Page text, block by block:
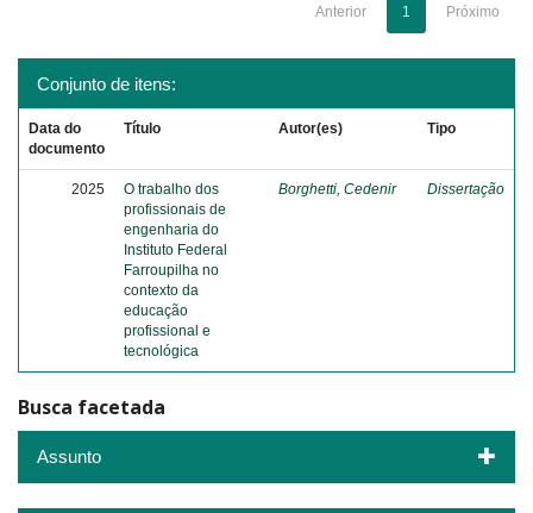
Anterior 1 Próximo
Conjunto de itens:
Data do
documento
Título Autor(es) Tipo
2025
O trabalho dos
profissionais de
engenharia do
Instituto Federal
Farroupilha no
contexto da
educação
profissional e
tecnológica
Borghetti, Cedenir Dissertação
Busca facetada
Assunto